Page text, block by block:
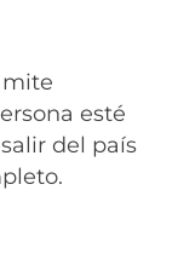
esté
del país